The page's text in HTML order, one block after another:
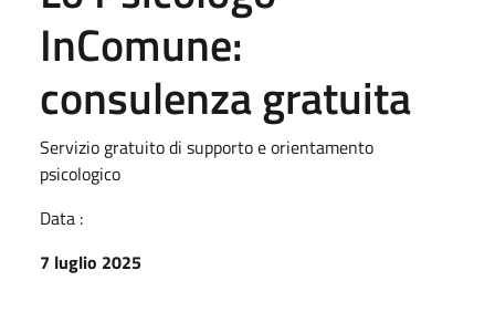
InComune:
consulenza gratuita
Servizio gratuito di supporto e orientamento
psicologico
Data :
7 luglio 2025